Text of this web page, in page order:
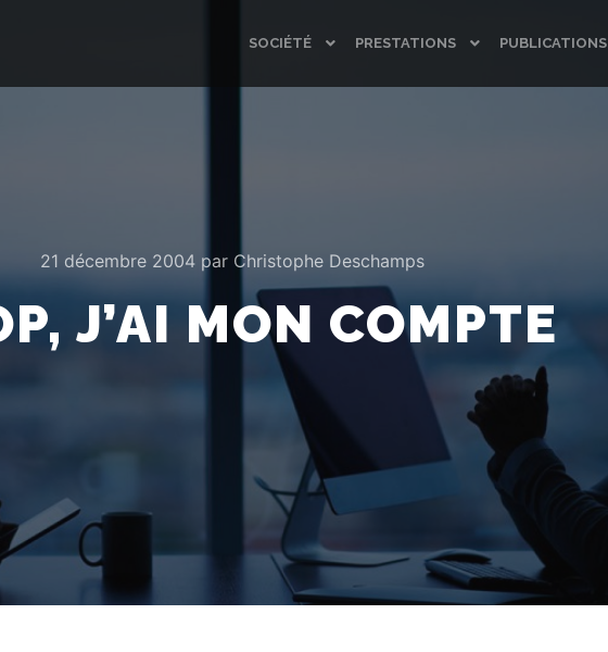
SOCIÉTÉ PRESTATIONS PUBLICATIONS
21 décembre 2004 par Christophe Deschamps
J’AI MON COMPTE